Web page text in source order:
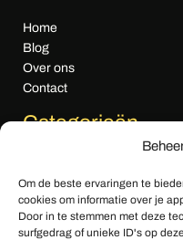
Om de beste ervaringen te
cookies om informatie over je
Door in te stemmen met deze
surfgedrag of unieke ID's op
Home
Blog
Over ons
Contact
Categorieën
Cultuur & Media
Economie
Gezondheid & Zorg